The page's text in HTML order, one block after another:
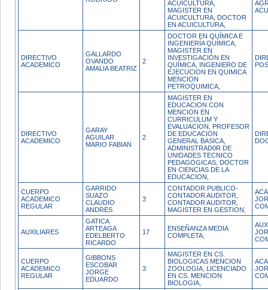
ACUICULTURA,
MAGISTER EN
ACUICULTURA, DOCTOR
EN ACUICULTURA,
DIRECTIVO
ACADEMICO
GALLARDO
OVANDO
AMALIA BEATRIZ
2
DOCTOR EN QUÍMICA E
INGENIERÍA QUÍMICA,
MAGISTER EN
INVESTIGACIÓN EN
QUÍMICA, INGENIERO DE
EJECUCION EN QUIMICA
MENCION
PETROQUIMICA,
DIRECTIVO
ACADEMICO
GARAY
AGUILAR
MARIO FABIAN
2
MAGISTER EN
EDUCACION CON
MENCION EN
CURRICULUM Y
EVALUACION, PROFESOR
DE EDUCACION
GENERAL BASICA,
ADMINISTRAD0R DE
UNIDADES TECNICO
PEDAGOGICAS, DOCTOR
EN CIENCIAS DE LA
EDUCACION,
CUERPO
ACADEMICO
REGULAR
GARRIDO
SUAZO
CLAUDIO
ANDRES
3
CONTADOR PUBLICO-
CONTADOR AUDITOR,
CONTADOR AUDITOR,
MAGISTER EN GESTION,
AUXILIARES
GATICA
ARTEAGA
EDELBERTO
RICARDO
17
ENSEÑANZA MEDIA
COMPLETA,
CUERPO
ACADEMICO
REGULAR
GIBBONS
ESCOBAR
JORGE
EDUARDO
3
MAGISTER EN CS.
BIOLOGICAS MENCION
ZOOLOGIA, LICENCIADO
EN CS. MENCION
BIOLOGIA,